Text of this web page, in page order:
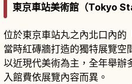
東京車站美術館（Tokyo
位於東京車站丸之內北口內的
當時紅磚牆打造的獨特展覽空
以近現代美術為主，全年舉辦
入館費依展覽內容而異。